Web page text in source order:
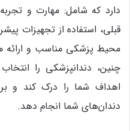
دارد که شامل: مهارت و
قبلی، استفاده از تجهیزات
محیط پزشکی مناسب و
چنین، دندانپزشکی را
اهداف شما را درک کند و
دندان‌های شما انجام دهد.